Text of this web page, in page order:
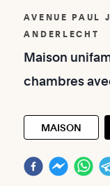
AVENUE PAUL
ANDERLECHT
Maison
chambres
MAISON